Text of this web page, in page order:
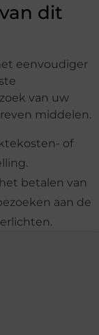
dit
eenvoudiger
van uw
middelen.
of
betalen van
aan de